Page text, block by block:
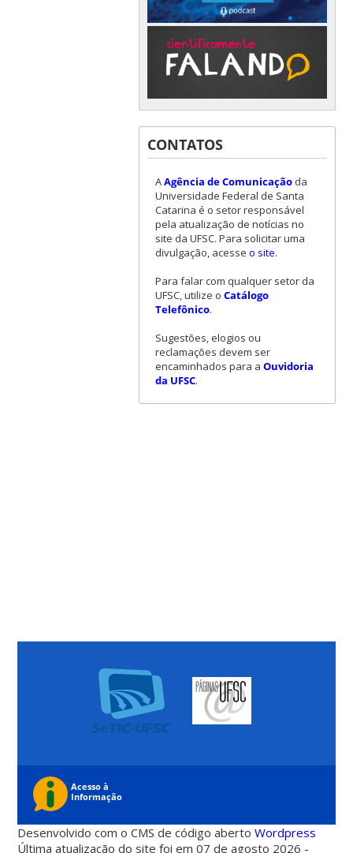
CONTATOS
AAgência de Comunicaçãoda
Universidade Federal de Santa
Catarina é o setor responsável
pela atualização de notícias no
site da UFSC. Para solicitar uma
divulgação, acesse o site.
Para falar com qualquer setor da
UFSC, utilize o Catálogo
Telefônico.
Sugestões, elogios ou
reclamações devem ser
encaminhados para a Ouvidoria
da UFSC.
Desenvolvido com o CMS de código abertoWordpress
Última atualização do site foi em 07 de agosto 2026 -